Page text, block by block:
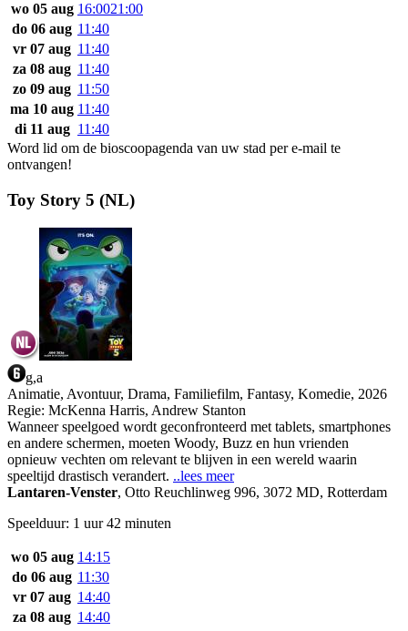
wo 05 aug 16:0021:00
do 06 aug 11:40
vr 07 aug 11:40
za 08 aug 11:40
zo 09 aug 11:50
ma 10 aug 11:40
di 11 aug 11:40
Word lid om de bioscoopagenda van uw stad per e-mail te
ontvangen!
Toy Story 5 (NL)
g,a
Animatie, Avontuur, Drama, Familiefilm, Fantasy, Komedie, 2026
Regie: McKenna Harris, Andrew Stanton
Wanneer speelgoed wordt geconfronteerd met tablets, smartphones
en andere schermen, moeten Woody, Buzz en hun vrienden
opnieuw vechten om relevant te blijven in een wereld waarin
speeltijd drastisch verandert. ..lees meer
Lantaren-Venster, Otto Reuchlinweg 996, 3072 MD, Rotterdam
Speelduur: 1 uur 42 minuten
wo 05 aug 14:15
do 06 aug 11:30
vr 07 aug 14:40
za 08 aug 14:40